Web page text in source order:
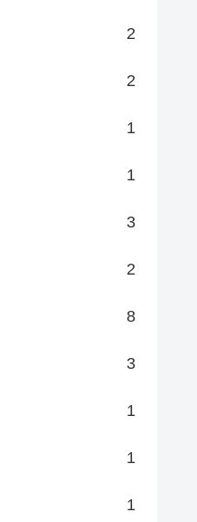
2
2
1
1
3
2
8
3
1
1
1